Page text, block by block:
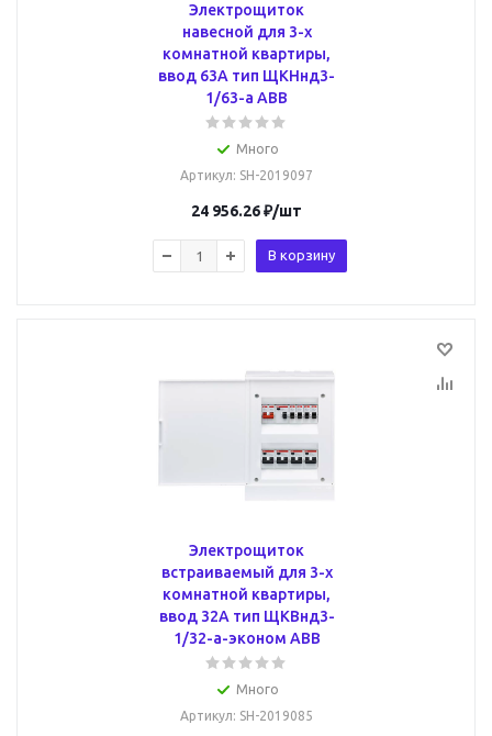
Электрощиток
навесной для 3-х
комнатной квартиры,
ввод 63А тип ЩКНнд3-
1/63-a ABB
Много
Артикул: SH-2019097
24 956.26₽/шт
В корзину
Электрощиток
встраиваемый для 3-х
комнатной квартиры,
ввод 32А тип ЩКВнд3-
1/32-a-эконом ABB
Много
Артикул: SH-2019085